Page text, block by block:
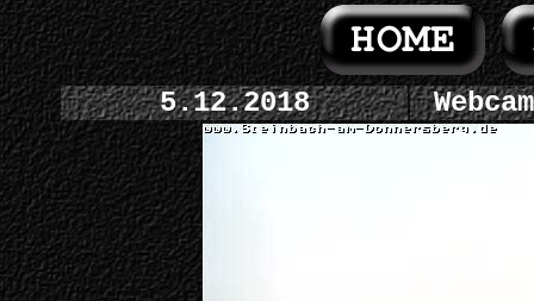
5.12.2018